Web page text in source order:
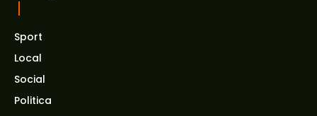
Sport
Local
Social
Politica